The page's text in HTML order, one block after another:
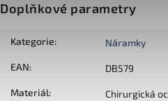
Doplňkové parametry
Kategorie: Náramky
EAN: DB579
Materiál: Chirurgická